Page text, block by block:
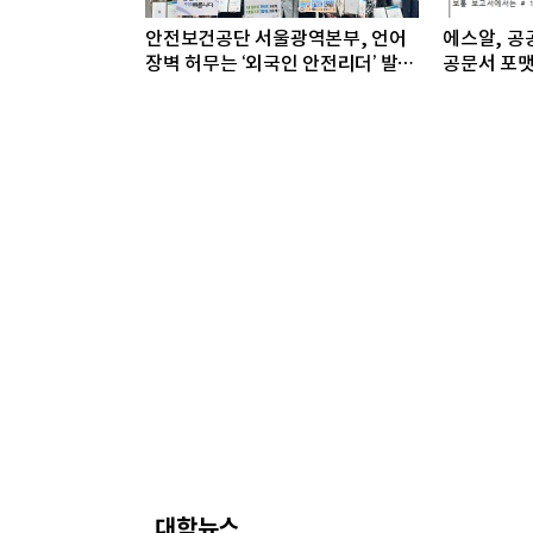
안전보건공단 서울광역본부, 언어
장벽 허무는 ‘외국인 안전리더’ 발대
에스알, 공
공문서 포